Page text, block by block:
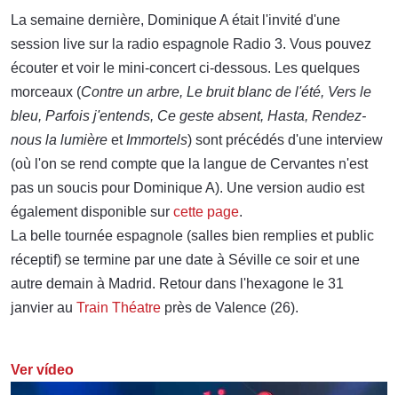
La semaine dernière, Dominique A était l'invité d'une
session live sur la radio espagnole Radio 3. Vous pouvez
écouter et voir le mini-concert ci-dessous. Les quelques
morceaux (Contre un arbre, Le bruit blanc de l'été, Vers le
bleu, Parfois j'entends, Ce geste absent, Hasta, Rendez-
nous la lumière etImmortels) sont précédés d'une interview
(où l'on se rend compte que la langue de Cervantes n'est
pas un soucis pour Dominique A). Une version audio est
également disponible sur cette page.
La belle tournée espagnole (salles bien remplies et public
réceptif) se termine par une date à Séville ce soir et une
autre demain à Madrid. Retour dans l'hexagone le 31
janvier au Train Théatre près de Valence (26).
Ver vídeo